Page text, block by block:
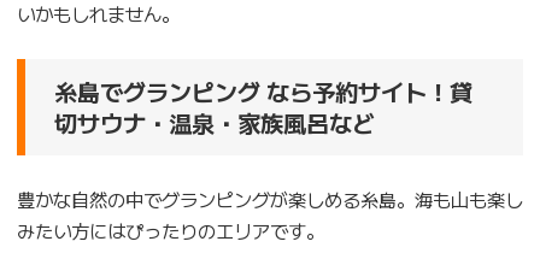
いかもしれません。
糸島でグランピング なら予約サイト！貸
切サウナ・温泉・家族風呂など
豊かな自然の中でグランピングが楽しめる糸島。海も山も楽し
みたい方にはぴったりのエリアです。